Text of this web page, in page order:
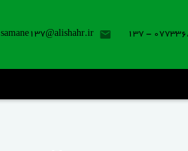
samane137@alishahr.ir